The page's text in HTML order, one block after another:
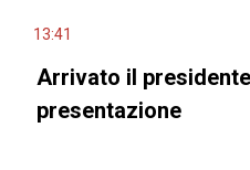
13:41
Arrivato il
presentazione